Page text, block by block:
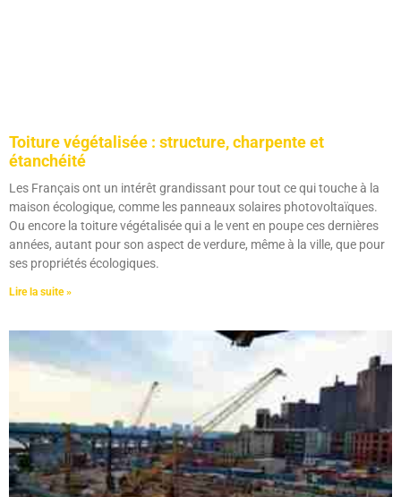
Toiture végétalisée : structure, charpente et
étanchéité
Les Français ont un intérêt grandissant pour tout ce qui touche à la
maison écologique, comme les panneaux solaires photovoltaïques.
Ou encore la toiture végétalisée qui a le vent en poupe ces dernières
années, autant pour son aspect de verdure, même à la ville, que pour
ses propriétés écologiques.
Lire la suite »